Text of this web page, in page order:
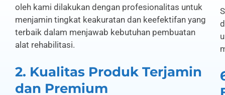
oleh kami dilakukan dengan profesionalitas untuk
menjamin tingkat keakuratan dan keefektifan yang
terbaik dalam menjawab kebutuhan pembuatan
alat rehabilitasi.
2. Kualitas Produk Terjamin
dan Premium